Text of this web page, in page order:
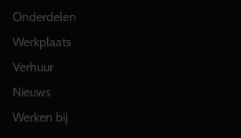
Onderdelen
Werkplaats
Verhuur
Nieuws
Werken bij